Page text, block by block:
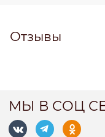
Отзывы
МЫ В СОЦ